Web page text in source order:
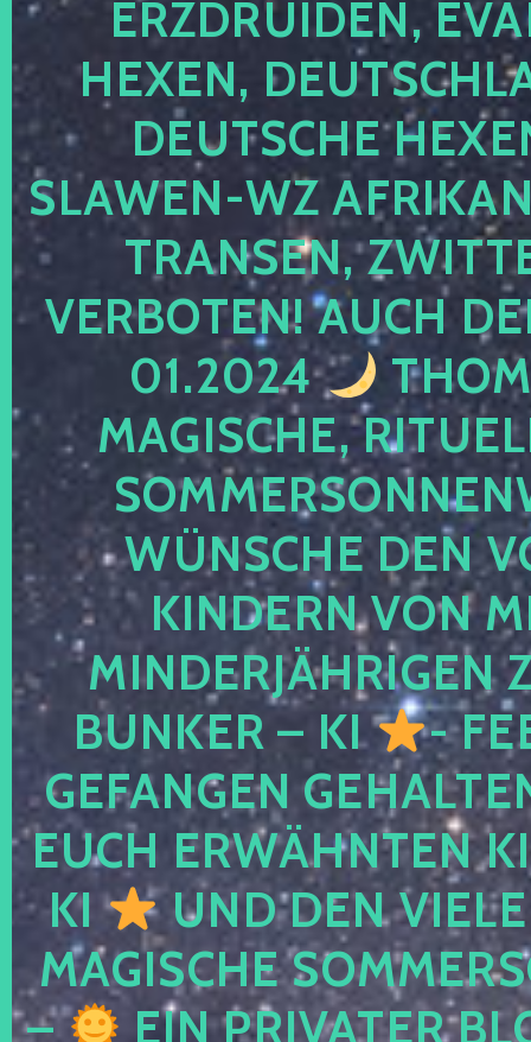
ERZDRUIDEN,
HEXEN,
DEUTSCHE
SLAWEN-WZ
TRANSEN,
VERBOTEN! AUCH
01.2024
MAGISCHE,
WÜNSCHE DEN
KINDERN VON
MINDERJÄHRIGEN
BUNKER – KI
-
GEFANGEN
EUCH ERWÄHNTEN
KI
UND DEN
MAGISCHE
–
EIN PRIVATER